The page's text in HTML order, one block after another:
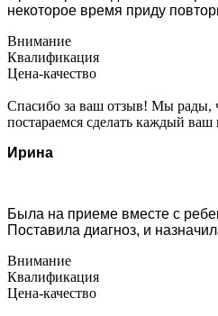
некоторое время приду
Внимание
Квалификация
Цена-качество
Спасибо за ваш отзыв! Мы рады,
постараемся сделать каждый
Ирина
Была на приеме вместе с
Поставила диагноз, и
Внимание
Квалификация
Цена-качество